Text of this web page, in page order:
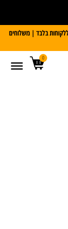
| חנייה חינם ללקוחות בלבד | משלוחים
0